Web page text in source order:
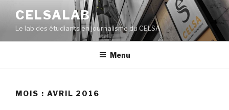
contenu
principal
CELSALAB
Le lab des étudiants en journalisme du CELSA
Menu
MOIS : AVRIL 2016